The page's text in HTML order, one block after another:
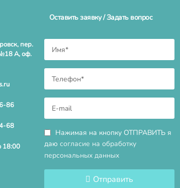
пер.
А, оф.
86
68
18:00
Оставить заявку / Задать вопрос
Нажимая на кнопку ОТПРАВИТЬ я
даю согласие на обработку
персональных данных
Отправить